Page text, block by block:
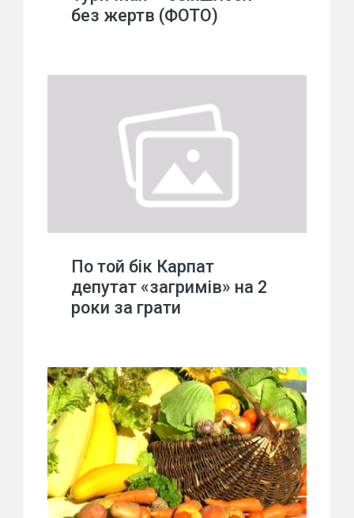
без жертв (ФОТО)
По той бік Карпат
депутат «загримів» на 2
роки за грати